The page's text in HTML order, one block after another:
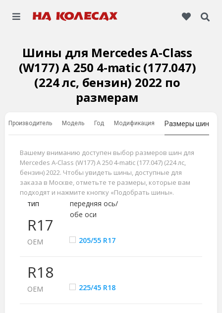
Шины для Mercedes A-Class
(W177) A 250 4-matic (177.047)
(224 лс, бензин) 2022 по
размерам
Производитель Модель Год Модификация Размеры шин
Вашему вниманию доступен выбор размеров шин для
Mercedes A-Class (W177) A 250 4-matic (177.047) (224 лс,
бензин) 2022. Чтобы увидеть шины, доступные для
заказа в Москве, отметьте те размеры, которые вам
подходят и нажмите кнопку «Подобрать шины».
R17
тип
передняя ось/
обе оси
ОЕМ 205/55 R17
R18
ОЕМ 225/45 R18